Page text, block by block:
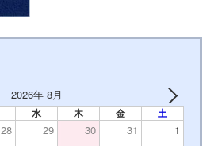
2026年 8月
水 木 金 土
28 29 30 31 1